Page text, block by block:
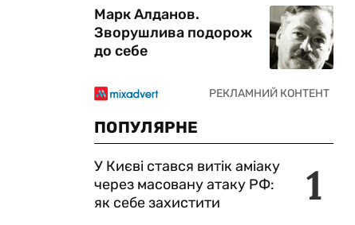
Марк Алданов.
Зворушлива подорож
до себе
ПОПУЛЯРНЕ
1
У Києві стався витік аміаку
через масовану атаку РФ:
як себе захистити